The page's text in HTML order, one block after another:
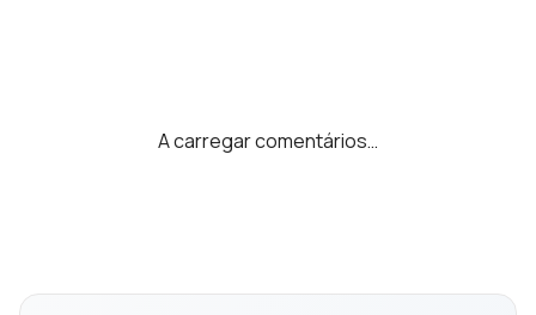
A carregar comentários…